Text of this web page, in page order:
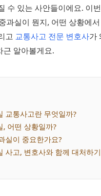
수 있는 사안들이에요. 이번
과실이 뭔지, 어떤 상황에서
고 교통사고 전문 변호사가
근 알아볼게요.
교통사고란 무엇일까?
, 어떤 상황일까?
실이 중요한가요?
사고, 변호사와 함께 대처하기